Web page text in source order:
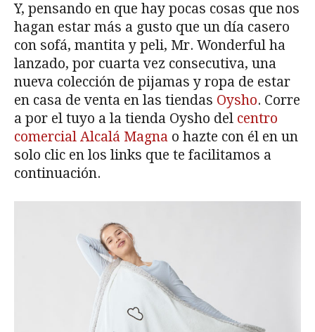
Y, pensando en que hay pocas cosas que nos
hagan estar más a gusto que un día casero
con sofá, mantita y peli, Mr. Wonderful ha
lanzado, por cuarta vez consecutiva, una
nueva colección de pijamas y ropa de estar
en casa de venta en las tiendas Oysho. Corre
a por el tuyo a la tienda Oysho del centro
comercial Alcalá Magna o hazte con él en un
solo clic en los links que te facilitamos a
continuación.